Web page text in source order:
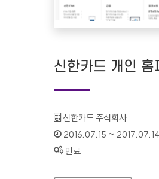
신한카드 개인 홈
기관명 :
신한카드 주식회사
인증기간 :
2016.07.15 ~ 2017.07.14
상태 :
만료